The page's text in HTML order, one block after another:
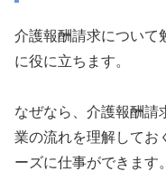
介護報酬請求について
に役に立ちます。
なぜなら、介護報酬請
業の流れを理解してお
ーズに仕事ができます